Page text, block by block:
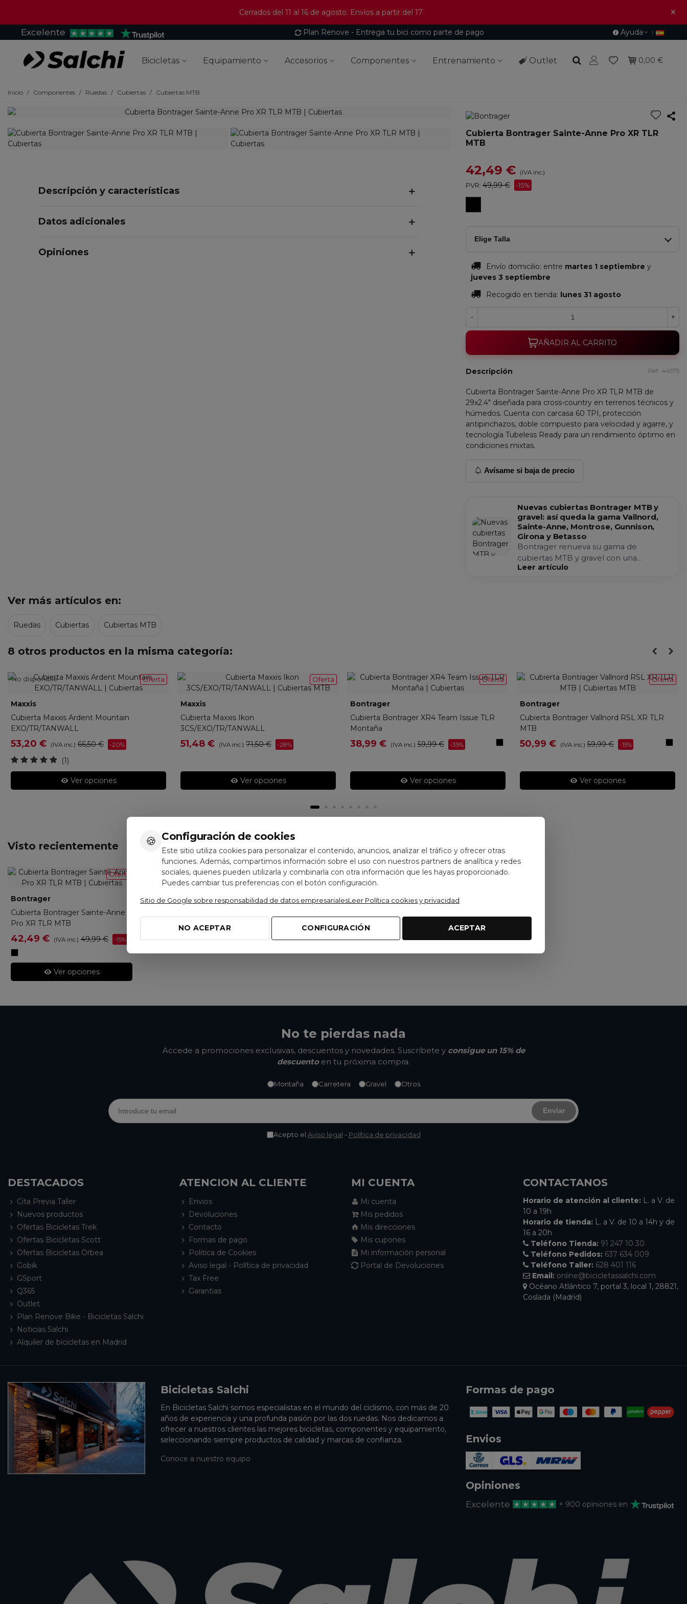
🍪 Configuración de cookies
Este sitio utiliza cookies para personalizar el contenido, anuncios, analizar el tráfico y ofrecer otras
funciones. Además, compartimos información sobre el uso con nuestros partners de analítica y redes
sociales, quienes pueden utilizarla y combinarla con otra información que les hayas proporcionado.
Puedes cambiar tus preferencias con el botón configuración.
Sitio de Google sobre responsabilidad de datos empresarialesLeer Política cookies y privacidad
ACEPTAR
CONFIGURACIÓN
NO ACEPTAR
Cerrados del 11 al 16 de agosto. Envíos a partir del 17 ×
Excelente Plan Renove - Entrega tu bici como parte de pago Ayuda
Bicicletas Equipamiento Accesorios Componentes Entrenamiento Outlet 0,00 €
Inicio / Componentes / Ruedas / Cubiertas / Cubiertas MTB
Descripción y características
Datos adicionales
Opiniones
Cubierta Bontrager Sainte-Anne Pro XR TLR
MTB
42,49 € (IVA inc.)
PVR: 49,99 € -15%
Elige Talla
Envío domicilio: entre martes 1 septiembre y
jueves 3 septiembre
Recogido en tienda: lunes 31 agosto
- +
AÑADIR AL CARRITO
Descripción Ref: 44575
Cubierta Bontrager Sainte-Anne Pro XR TLR MTB de
29x2.4" diseñada para cross-country en terrenos técnicos y
húmedos. Cuenta con carcasa 60 TPI, protección
antipinchazos, doble compuesto para velocidad y agarre, y
tecnología Tubeless Ready para un rendimiento óptimo en
condiciones mixtas.
Avísame si baja de precio
Nuevas cubiertas Bontrager MTB y
gravel: así queda la gama Vallnord,
Sainte-Anne, Montrose, Gunnison,
Girona y Betasso
Bontrager renueva su gama de
cubiertas MTB y gravel con una
nomenclatura más clara, nuevas carcasas
Leer artículo
Ver más artículos en:
Ruedas Cubiertas Cubiertas MTB
8 otros productos en la misma categoría:
Oferta
No disponible
Maxxis
Cubierta Maxxis Ardent Mountain
EXO/TR/TANWALL
53,20 € (IVA inc.) 66,50 € -20%
(1)
Ver opciones
Oferta
Maxxis
Cubierta Maxxis Ikon
3CS/EXO/TR/TANWALL
51,48 € (IVA inc.) 71,50 € -28%
Ver opciones
Oferta
Bontrager
Cubierta Bontrager XR4 Team Issue TLR
Montaña
38,99 € (IVA inc.) 59,99 € -35% Negro
Ver opciones
Oferta
Bontrager
Cubierta Bontrager Vallnord RSL XR TLR
MTB
50,99 € (IVA inc.) 59,99 € -15%
Ver opciones
Visto recientemente
Oferta
Bontrager
Cubierta Bontrager Sainte-Anne
Pro XR TLR MTB
42,49 € (IVA inc.) 49,99 € -15%
Negro
Ver opciones
No te pierdas nada
Accede a promociones exclusivas, descuentos y novedades. Suscríbete y consigue un 15% de
descuentoen tu próxima compra.
Montaña Carretera Gravel Otros
Enviar
Acepto el Aviso legal - Política de privacidad
DESTACADOS
Cita Previa Taller
Nuevos productos
Ofertas Bicicletas Trek
Ofertas Bicicletas Scott
Ofertas Bicicletas Orbea
Gobik
GSport
Q365
Outlet
Plan Renove Bike - Bicicletas Salchi
Noticias Salchi
Alquiler de bicicletas en Madrid
ATENCION AL CLIENTE
Envios
Devoluciones
Contacto
Formas de pago
Politica de Cookies
Aviso legal - Política de privacidad
Tax Free
Garantias
MI CUENTA
Mi cuenta
Mis pedidos
Mis direcciones
Mis cupones
Mi información personal
Portal de Devoluciones
CONTACTANOS
Horario de atención al cliente: L. a V. de
10 a 19h
Horario de tienda: L. a V. de 10 a 14h y de
16 a 20h
Teléfono Tienda: 91 247 10 30
Teléfono Pedidos: 637 634 009
Teléfono Taller: 628 401 116
Email: online@bicicletassalchi.com
Océano Atlántico 7, portal 3, local 1, 28821,
Coslada (Madrid)
Bicicletas Salchi
En Bicicletas Salchi somos especialistas en el mundo del ciclismo, con más de 20
años de experiencia y una profunda pasión por las dos ruedas. Nos dedicamos a
ofrecer a nuestros clientes las mejores bicicletas, componentes y equipamiento,
seleccionando siempre productos de calidad y marcas de confianza.
Conoce a nuestro equipo
Formas de pago
Envios
Opiniones
Excelente + 900 opiniones en